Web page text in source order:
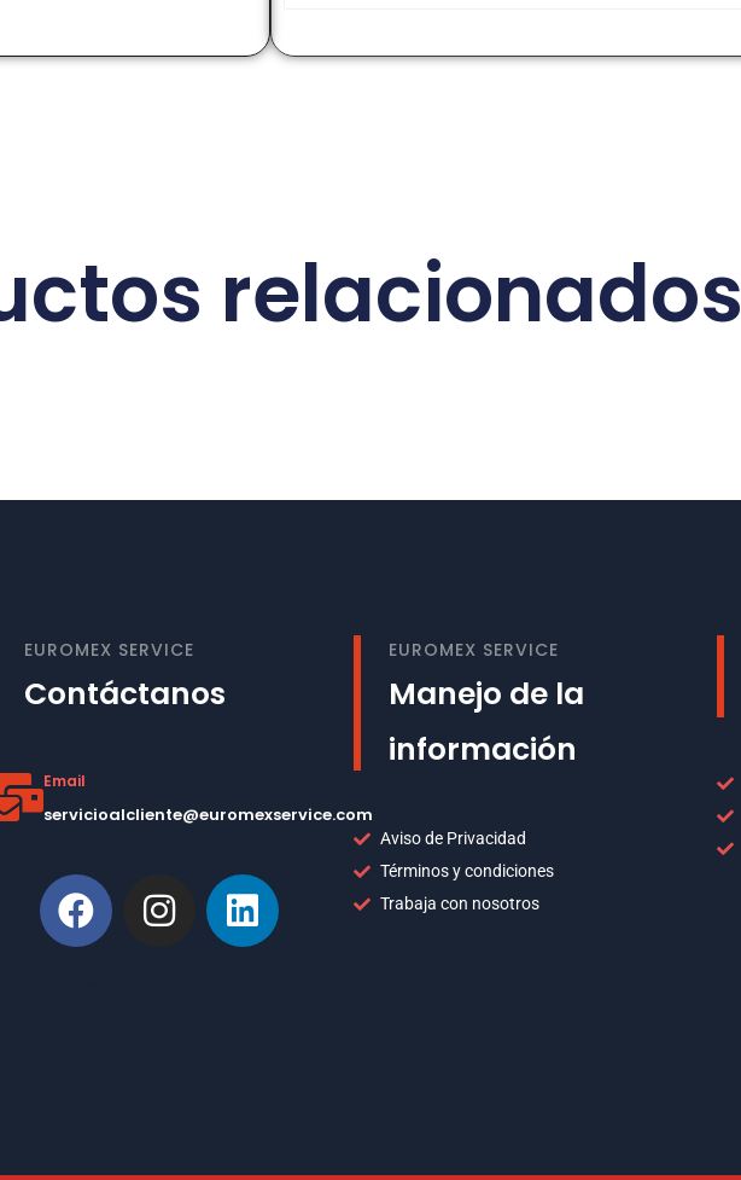
relacionados
EUROMEX SERVICE
Contáctanos
Email
servicioalcliente@euromexservice.com
EUROMEX SERVICE
Manejo de la
información
Aviso de Privacidad
Términos y condiciones
Trabaja con nosotros